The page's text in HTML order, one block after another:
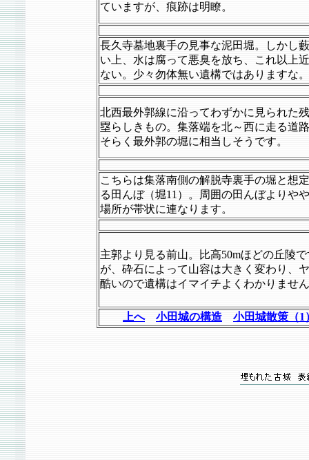
ていますが、痕跡は明瞭。
長久寺墓地裏手の見事な泥田堀。しかし
い上、水は腐って悪臭を放ち、これ以上
ない。少々勿体無い遺構ではありますな
北西最外郭線に沿ってわずかに見られた
塁らしきもの。集落端を北～西に走る道
そらく最外郭の堀に相当しそうです。
こちらは集落南側の解脱寺裏手の堀と想
る田んぼ（堀11）。周囲の田んぼよりや
場所が帯状に連なります。
主郭より見る前山。比高50mほどの丘陵で
が、砕石によって山容は大きく変わり、
酷いので遺構はイマイチよくわかりませ
上へ 小田城の構造 小田城散策（1